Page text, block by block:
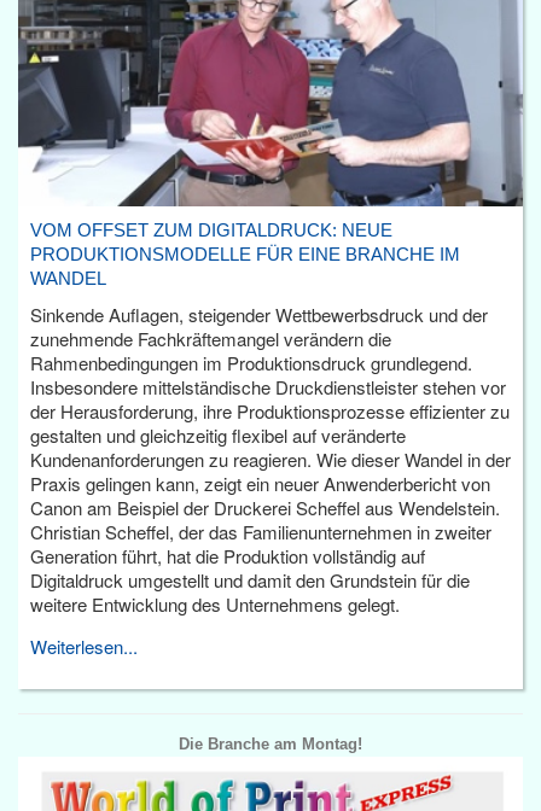
VOM OFFSET ZUM DIGITALDRUCK: NEUE
PRODUKTIONSMODELLE FÜR EINE BRANCHE IM
WANDEL
Sinkende Auflagen, steigender Wettbewerbsdruck und der
zunehmende Fachkräftemangel verändern die
Rahmenbedingungen im Produktionsdruck grundlegend.
Insbesondere mittelständische Druckdienstleister stehen vor
der Herausforderung, ihre Produktionsprozesse effizienter zu
gestalten und gleichzeitig flexibel auf veränderte
Kundenanforderungen zu reagieren. Wie dieser Wandel in der
Praxis gelingen kann, zeigt ein neuer Anwenderbericht von
Canon am Beispiel der Druckerei Scheffel aus Wendelstein.
Christian Scheffel, der das Familienunternehmen in zweiter
Generation führt, hat die Produktion vollständig auf
Digitaldruck umgestellt und damit den Grundstein für die
weitere Entwicklung des Unternehmens gelegt.
Weiterlesen...
Die Branche am Montag!